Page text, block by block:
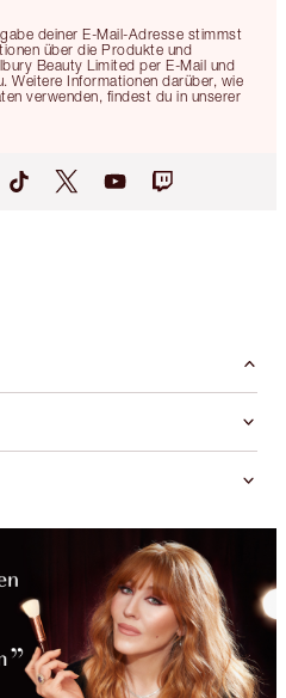
deiner E-Mail-Adresse stimmst
über die Produkte und
Beauty Limited per E-Mail und
Weitere Informationen darüber, wie
verwenden, findest du in unserer